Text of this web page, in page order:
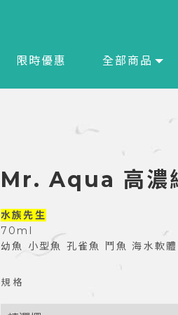
限時優惠 全部商品
Mr. Aqua 高濃
水族先生
70ml
幼魚 小型魚 孔雀魚 鬥魚 海水軟
規 格